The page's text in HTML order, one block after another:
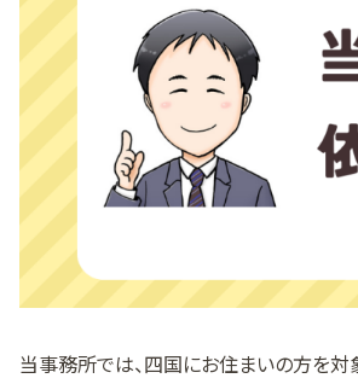
当事務所では、四国にお住まいの方を対